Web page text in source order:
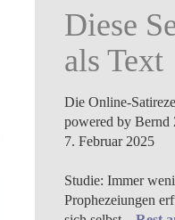
Diese
als Text
Die Online-
powered by Bernd
7. Februar 2025
Studie: Immer
Prophezeiungen